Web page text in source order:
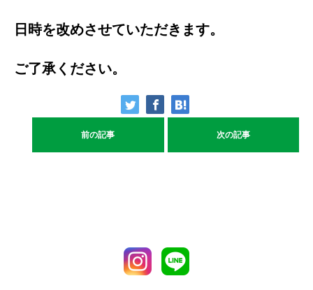
日時を改めさせていただきます。
ご了承ください。
前の記事 次の記事